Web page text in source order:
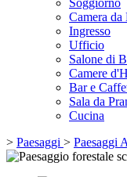
Soggiorno
Camera da
Ingresso
Ufficio
Salone di
Camere
Bar e
Sala da
Cucina
> Paesaggi > Paesaggi